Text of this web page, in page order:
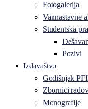
Fotogalerija
Vannastavne
Studentska
Pozivi
Izdavaštvo
Godišnjak
Zbornici
Monografije